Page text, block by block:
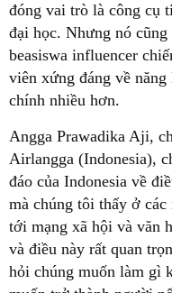
đóng vai trò là công cụ
đại học. Nhưng nó
beasiswa influencer
viên xứng đáng về
chính nhiều hơn.
Angga Prawadika Aji,
Airlangga (Indonesia),
đáo của Indonesia về
mà chúng tôi thấy ở
tới mạng xã hội và văn
và điều này rất quan
hỏi chúng muốn làm gì